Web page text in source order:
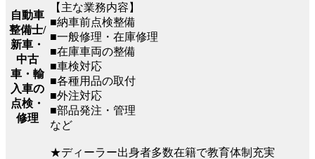
自動車
整備士/
新車・
中古
車・輸
入車の
点検・
修理
【主な業務内容】
■納車前点検整備
■一般修理・在庫修理
■在庫車両の整備
■車検対応
■各種用品の取付
■外注対応
■部品発注・管理
など
★ディーラー出身者多数在籍で教育体制充実